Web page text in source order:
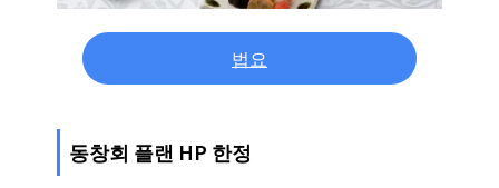
법요
동창회 플랜 HP 한정